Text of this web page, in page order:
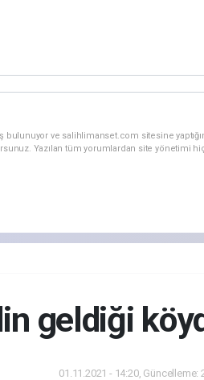
bulunuyor ve salihlimanset.com sitesine
Yazılan tüm yorumlardan site yönetimi
geldiği
01.11.2021 - 14:20, Güncelleme: